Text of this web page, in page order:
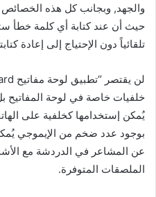
والجهد, وبجانب كل هذه الخصائص
حيث أن عند كتابة أي كلمة خطأ
تلقائياً دون الإحتياج إلى إعادة
خلفيات خاصة في لوحة المفاتيح
يُمكن إستخدامها كخلفية على
بوجود عدد ضخم من الإيموجي
عن المشاعر في الدردشة مع
الملصقات المتوفرة.